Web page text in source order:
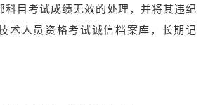
科目考试成绩无效的处理，并将其违纪
术人员资格考试诚信档案库，长期记